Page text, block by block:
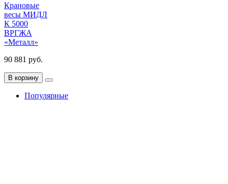
Крановые
весы МИДЛ
К 5000
ВРГЖА
«Металл»
90 881 руб.
В корзину
Популярные